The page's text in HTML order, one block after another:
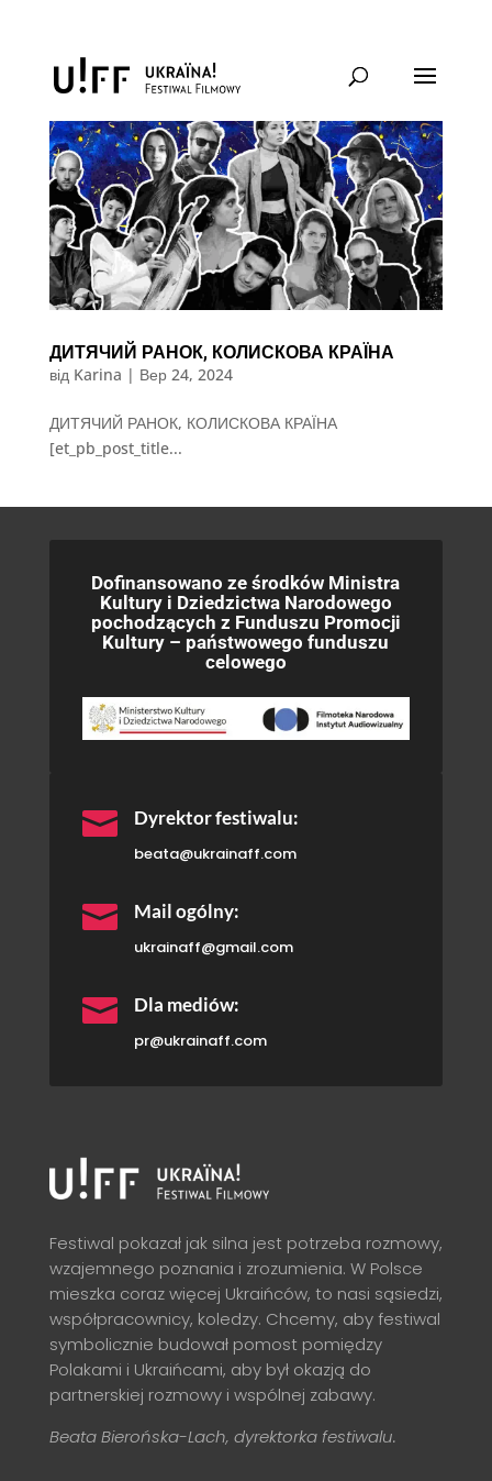
ДИТЯЧИЙ РАНОК, КОЛИСКОВА КРАЇНА
від Karina | Вер 24, 2024
ДИТЯЧИЙ РАНОК, КОЛИСКОВА КРАЇНА
[et_pb_post_title...
Dofinansowano ze środków Ministra
Kultury i Dziedzictwa Narodowego
pochodzących z Funduszu Promocji
Kultury – państwowego funduszu
celowego
 Dyrektor festiwalu:
beata@ukrainaff.com
 Mail ogólny:
ukrainaff@gmail.com
 Dla mediów:
pr@ukrainaff.com
Festiwal pokazał jak silna jest potrzeba rozmowy,
wzajemnego poznania i zrozumienia. W Polsce
mieszka coraz więcej Ukraińców, to nasi sąsiedzi,
współpracownicy, koledzy. Chcemy, aby festiwal
symbolicznie budował pomost pomiędzy
Polakami i Ukraińcami, aby był okazją do
partnerskiej rozmowy i wspólnej zabawy.
Beata Bierońska-Lach, dyrektorka festiwalu.